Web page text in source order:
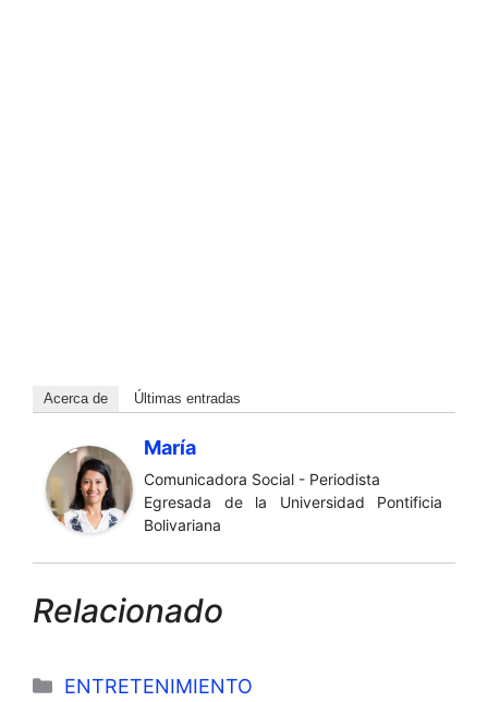
Acerca de Últimas entradas
María
Comunicadora Social - Periodista
Egresada de la Universidad Pontificia
Bolivariana
Relacionado
Categorías
ENTRETENIMIENTO